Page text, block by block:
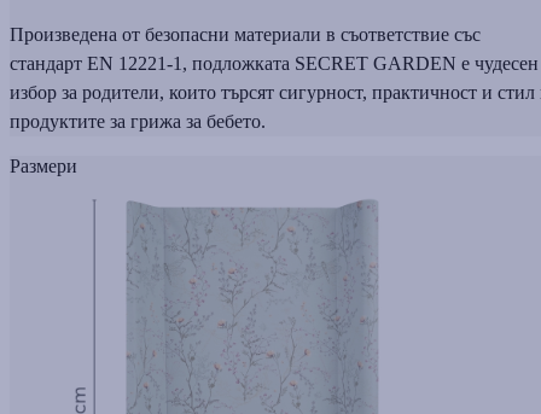
Произведена от безопасни материали в съответствие със
стандарт EN 12221-1, подложката SECRET GARDEN е чудесен
избор за родители, които търсят сигурност, практичност и стил
продуктите за грижа за бебето.
Размери